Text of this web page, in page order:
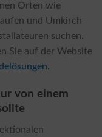
Orten wie
und Umkirch
suchen.
Sie auf der Website
.
von einem